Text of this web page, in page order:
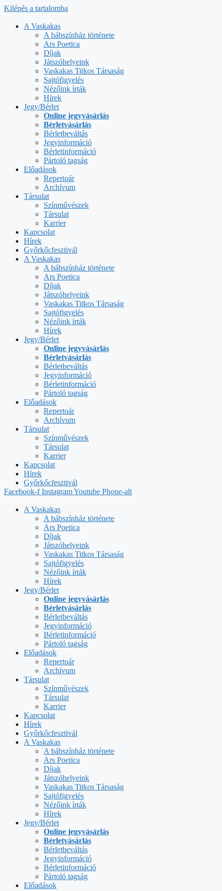
Kilépés a tartalomba
A Vaskakas
A bábszínház története
Ars Poetica
Díjak
Játszóhelyeink
Vaskakas Titkos Társaság
Sajtófigyelés
Nézőink írták
Hírek
Jegy/Bérlet
Online jegyvásárlás
Bérletvásárlás
Bérletbeváltás
Jegyinformáció
Bérletinformáció
Pártoló tagság
Előadások
Repertoár
Archívum
Társulat
Színművészek
Társulat
Karrier
Kapcsolat
Hírek
Győrkőcfesztivál
A Vaskakas
A bábszínház története
Ars Poetica
Díjak
Játszóhelyeink
Vaskakas Titkos Társaság
Sajtófigyelés
Nézőink írták
Hírek
Jegy/Bérlet
Online jegyvásárlás
Bérletvásárlás
Bérletbeváltás
Jegyinformáció
Bérletinformáció
Pártoló tagság
Előadások
Repertoár
Archívum
Társulat
Színművészek
Társulat
Karrier
Kapcsolat
Hírek
Győrkőcfesztivál
Facebook-f InstagramYoutube Phone-alt
A Vaskakas
A bábszínház története
Ars Poetica
Díjak
Játszóhelyeink
Vaskakas Titkos Társaság
Sajtófigyelés
Nézőink írták
Hírek
Jegy/Bérlet
Online jegyvásárlás
Bérletvásárlás
Bérletbeváltás
Jegyinformáció
Bérletinformáció
Pártoló tagság
Előadások
Repertoár
Archívum
Társulat
Színművészek
Társulat
Karrier
Kapcsolat
Hírek
Győrkőcfesztivál
A Vaskakas
A bábszínház története
Ars Poetica
Díjak
Játszóhelyeink
Vaskakas Titkos Társaság
Sajtófigyelés
Nézőink írták
Hírek
Jegy/Bérlet
Online jegyvásárlás
Bérletvásárlás
Bérletbeváltás
Jegyinformáció
Bérletinformáció
Pártoló tagság
Előadások